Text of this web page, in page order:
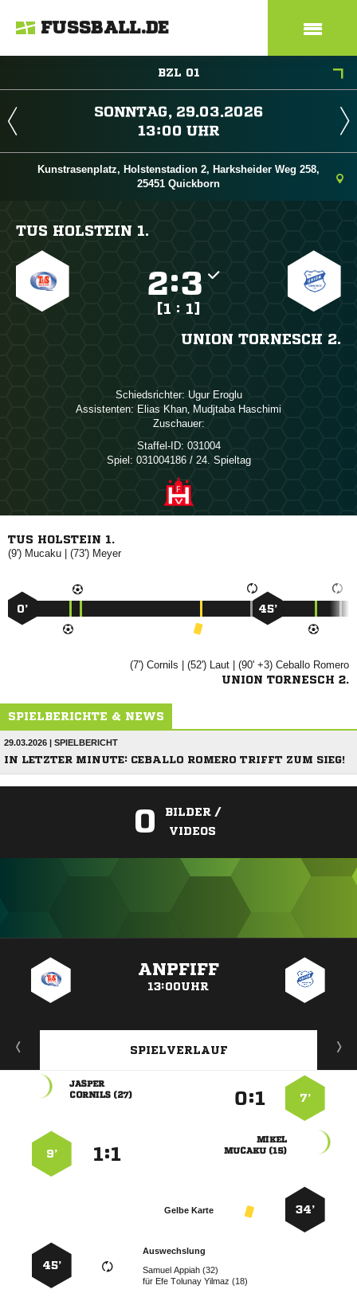
FUSSBALL.DE
BZL 01
 
 
Kunstrasenplatz, Holstenstadion 2, Harksheider Weg 258,
25451 Quickborn
TUS HOLSTEIN 1.
:
[1 : 1]
UNION TORNESCH 2.
Schiedsrichter:  
Assistenten:  ,  
Zuschauer:
Staffel-ID: 031004
Spiel: 031004186 / 24. Spieltag
TUS HOLSTEIN 1.
(9')  | (73') 
0’ 45’
(7')  | (52')  | (90' +3)  
UNION TORNESCH 2.
SPIELBERICHTE & NEWS
29.03.2026 | SPIELBERICHT
IN LETZTER MINUTE: CEBALLO ROMERO TRIFFT ZUM SIEG!
0
BILDER /
VIDEOS
ANPFIFF
13:00UHR
SPIELVERLAUF
7’
:

 

 
:
9’
34’
Gelbe Karte
Auswechslung
  
für    
45’